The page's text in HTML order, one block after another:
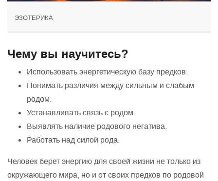
ЭЗОТЕРИКА
Чему вы научитесь?
Использовать энергетическую базу предков.
Понимать различия между сильным и слабым
родом.
Устанавливать связь с родом.
Выявлять наличие родового негатива.
Работать над силой рода.
Человек берет энергию для своей жизни не только из
окружающего мира, но и от своих предков по родовой